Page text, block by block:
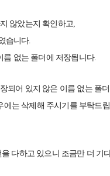
않았는지 확인하고,
습니다.
없는 폴더에 저장됩니다.
되어 있지 않은 이름 없는 폴
는 삭제해 주시기를 부탁드
다하고 있으니 조금만 더 기